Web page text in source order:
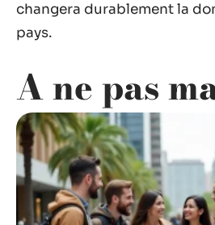
changera durablement la
pays.
A ne pas